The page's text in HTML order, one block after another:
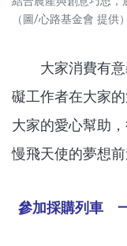
（圖/心路基金會 提供）
大家消費有意
礙工作者在大家
大家的愛心幫助
慢飛天使的夢想前
參加採購列車